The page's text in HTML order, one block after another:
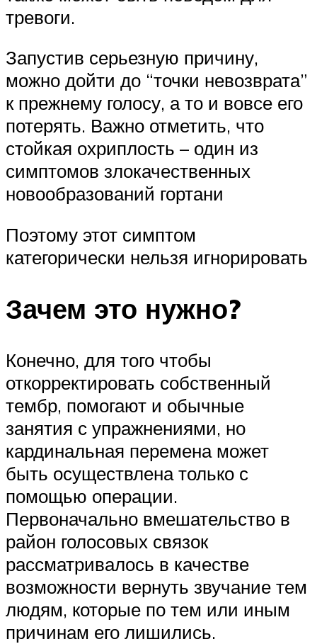
тревоги.
Запустив серьезную причину,
можно дойти до “точки невозврата”
к прежнему голосу, а то и вовсе его
потерять. Важно отметить, что
стойкая охриплость – один из
симптомов злокачественных
новообразований гортани
Поэтому этот симптом
категорически нельзя игнорировать
Зачем это нужно?
Конечно, для того чтобы
откорректировать собственный
тембр, помогают и обычные
занятия с упражнениями, но
кардинальная перемена может
быть осуществлена только с
помощью операции.
Первоначально вмешательство в
район голосовых связок
рассматривалось в качестве
возможности вернуть звучание тем
людям, которые по тем или иным
причинам его лишились.